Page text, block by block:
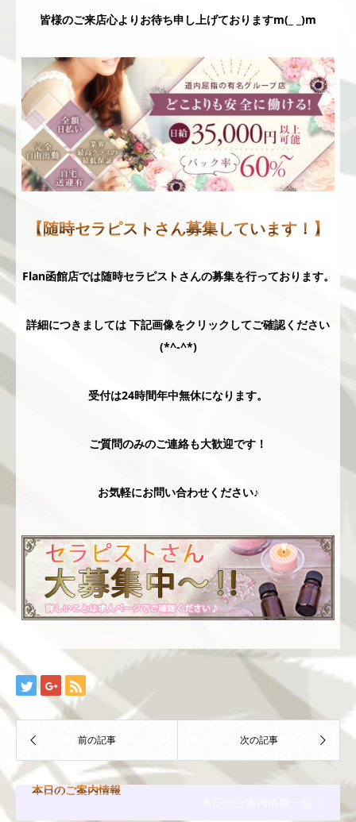
皆様のご来店心よりお待ち申し上げておりますm(_ _)m
【随時セラピストさん募集しています！】
Flan函館店では随時セラピストさんの募集を行っております。
詳細につきましては 下記画像をクリックしてご確認ください
(*^-^*)
受付は24時間年中無休になります。
ご質問のみのご連絡も大歓迎です！
お気軽にお問い合わせください♪
本日のご案内情報